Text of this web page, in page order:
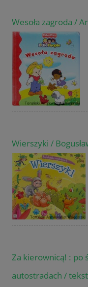
Wesoła zagroda /
Wierszyki /
Za kierownicą! : po
autostradach /